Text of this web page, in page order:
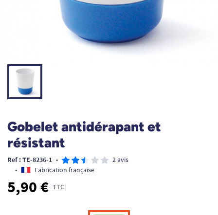
Gobelet antidérapant et
résistant
Ref : TE-8236-1 •
2 avis
•
Fabrication française
5,90 € TTC